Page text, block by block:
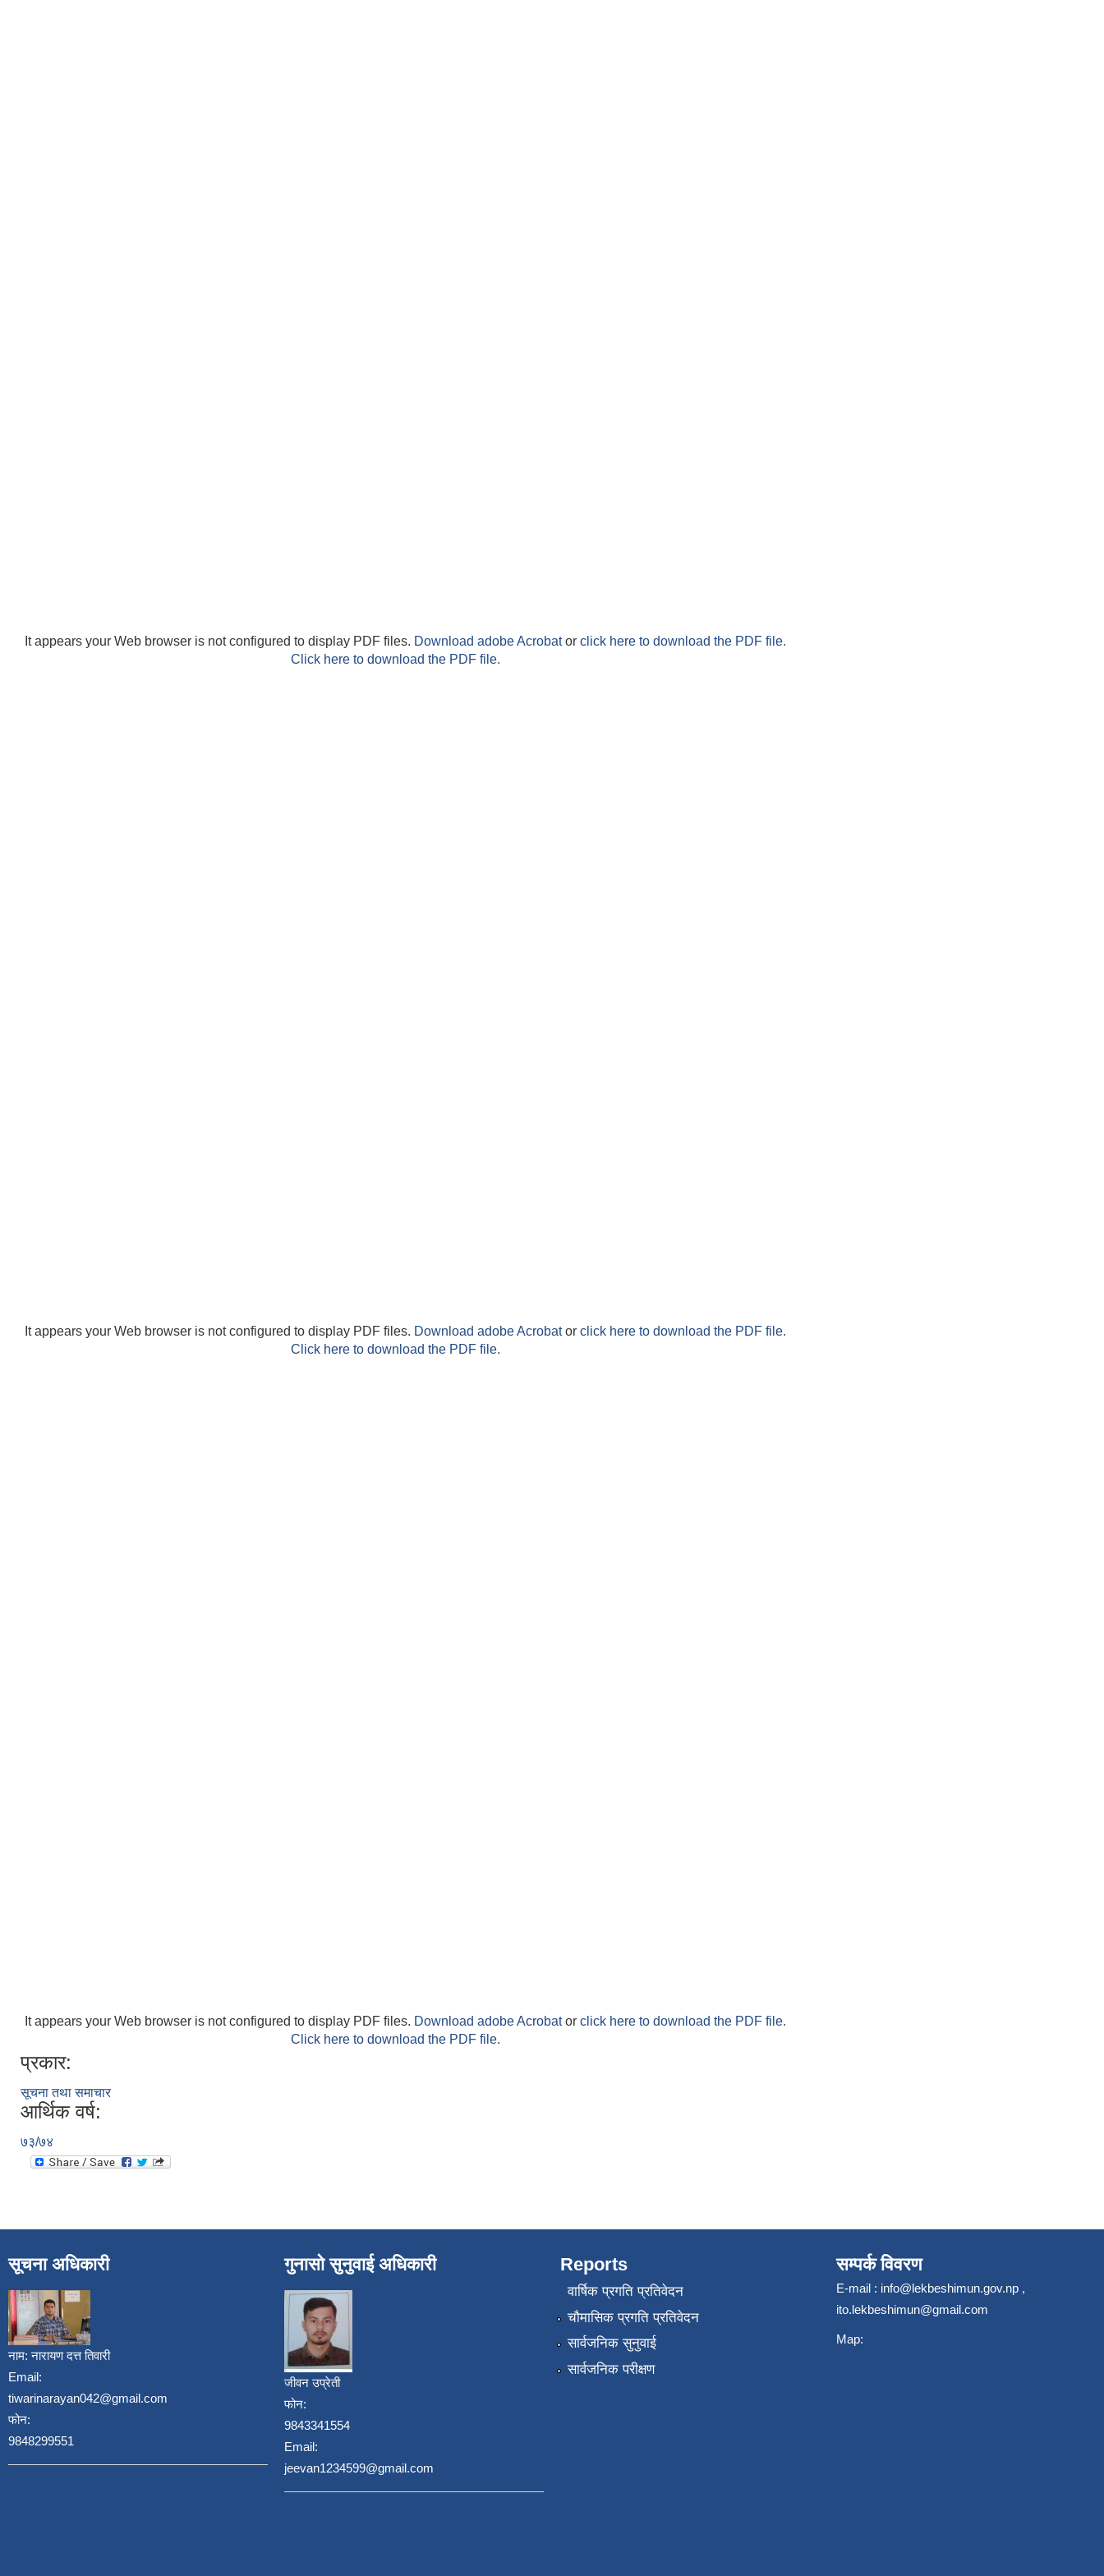
It appears your Web browser is not configured to display PDF files. Download adobe Acrobator click here to download the PDF file.
Click here to download the PDF file.
It appears your Web browser is not configured to display PDF files. Download adobe Acrobator click here to download the PDF file.
Click here to download the PDF file.
It appears your Web browser is not configured to display PDF files. Download adobe Acrobator click here to download the PDF file.
Click here to download the PDF file.
प्रकार:
सूचना तथा समाचार
आर्थिक वर्ष:
७३/७४
सूचना अधिकारी
नाम:नारायण दत्त तिवारी
Email:
tiwarinarayan042@gmail.com
फोन:
9848299551
गुनासो सुनुवाई अधिकारी
जीवन उप्रेती
फोन:
9843341554
Email:
jeevan1234599@gmail.com
Reports
वार्षिक प्रगति प्रतिवेदन
चौमासिक प्रगति प्रतिवेदन
सार्वजनिक सुनुवाई
सार्वजनिक परीक्षण
सम्पर्क विवरण
E-mail : info@lekbeshimun.gov.np ,
ito.lekbeshimun@gmail.com
Map: